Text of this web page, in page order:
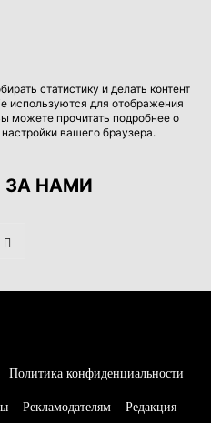
статистику и делать контент
используются для отображения
можете прочитать подробнее о
вашего браузера.
ЗА НАМИ
Политика конфиденциальности
Рекламодателям Редакция